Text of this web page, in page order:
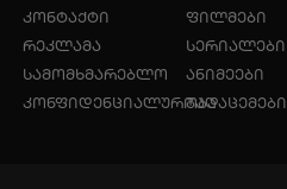
კონტაქტი
რეკლამა
სამომხმარებლო
კონფიდენციალურობა
ფილმები
სერიალები
ანიმეები
გადაცემები